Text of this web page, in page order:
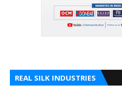
REAL SILK INDUSTRIES